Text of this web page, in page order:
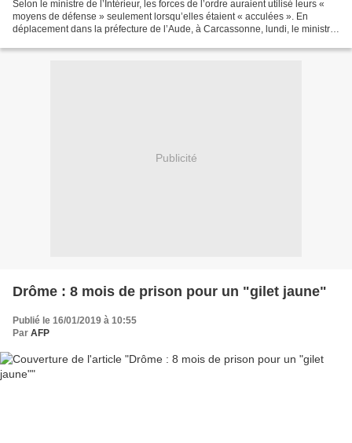
Selon le ministre de l’Intérieur, les forces de l’ordre auraient utilisé leurs «
moyens de défense » seulement lorsqu’elles étaient « acculées ». En
déplacement dans la préfecture de l’Aude, à Carcassonne, lundi, le ministre
Publicité
Drôme : 8 mois de prison pour un "gilet jaune"
Publié le 16/01/2019 à 10:55
Par AFP